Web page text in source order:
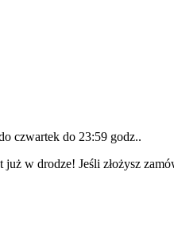
czwartek do 23:59 godz..
w drodze! Jeśli złożysz